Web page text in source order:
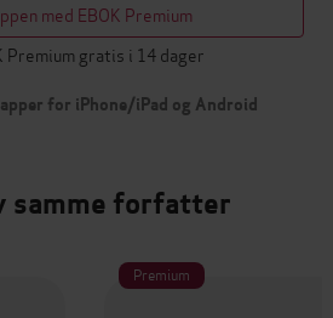
med EBOK Premium
Premium gratis i 14 dager
for iPhone/iPad og Android
samme forfatter
Premium